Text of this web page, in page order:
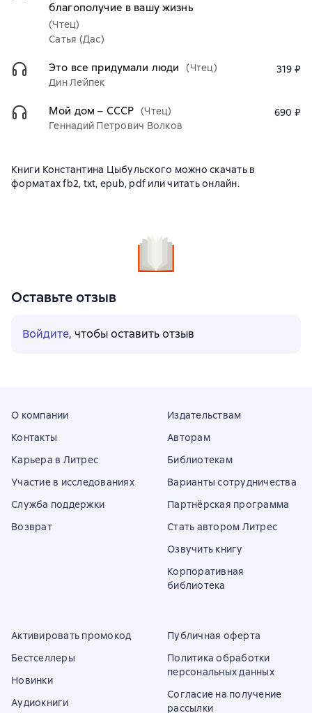
благополучие в вашу жизнь
(Чтец)
Сатья (Дас)
Это все придумали люди
(Чтец)
Дин Лейпек
319 ₽
Мой дом – СССР (Чтец)
Геннадий Петрович Волков
690 ₽
Книги Константина Цыбульского можно скачать в
форматах fb2, txt, epub, pdf или читать онлайн.
Оставьте отзыв
Войдите, чтобы оставить отзыв
О компании
Контакты
Карьера в Литрес
Участие в исследованиях
Служба поддержки
Возврат
Издательствам
Авторам
Библиотекам
Варианты сотрудничества
Партнёрская программа
Стать автором Литрес
Озвучить книгу
Корпоративная
библиотека
Активировать промокод
Бестселлеры
Новинки
Аудиокниги
Публичная оферта
Политика обработки
персональных данных
Согласие на получение
рассылки